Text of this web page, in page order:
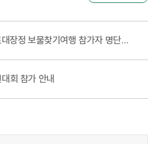
장정 보물찾기여행 참가자 명단
회 참가 안내